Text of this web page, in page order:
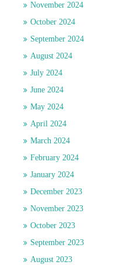
November 2024
October 2024
September 2024
August 2024
July 2024
June 2024
May 2024
April 2024
March 2024
February 2024
January 2024
December 2023
November 2023
October 2023
September 2023
August 2023